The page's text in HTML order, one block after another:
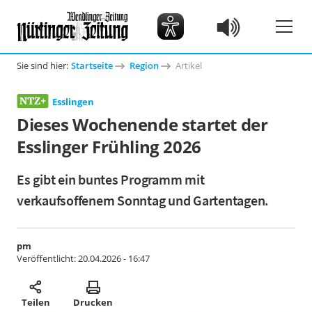
Sie sind hier: Startseite Region Artikel
Esslingen
Dieses Wochenende startet der
Esslinger Frühling 2026
Es gibt ein buntes Programm mit
verkaufsoffenem Sonntag und Gartentagen.
pm
Veröffentlicht:20.04.2026 - 16:47
Teilen Drucken